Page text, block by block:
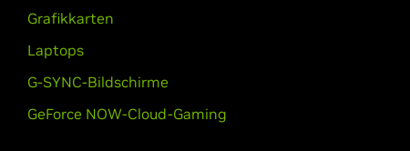
Grafikkarten
Laptops
G-SYNC-Bildschirme
GeForce NOW-Cloud-Gaming